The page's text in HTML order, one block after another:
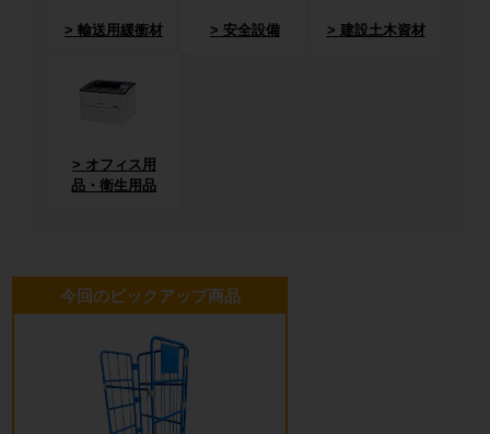
輸送用緩衝材 安全設備 建設土木資材
オフィス用
品・衛生用品
今回のピックアップ商品